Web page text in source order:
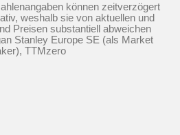
können zeitverzögert
weshalb sie von aktuellen und
Preisen substantiell abweichen
Stanley Europe SE (als Market
TTMzero